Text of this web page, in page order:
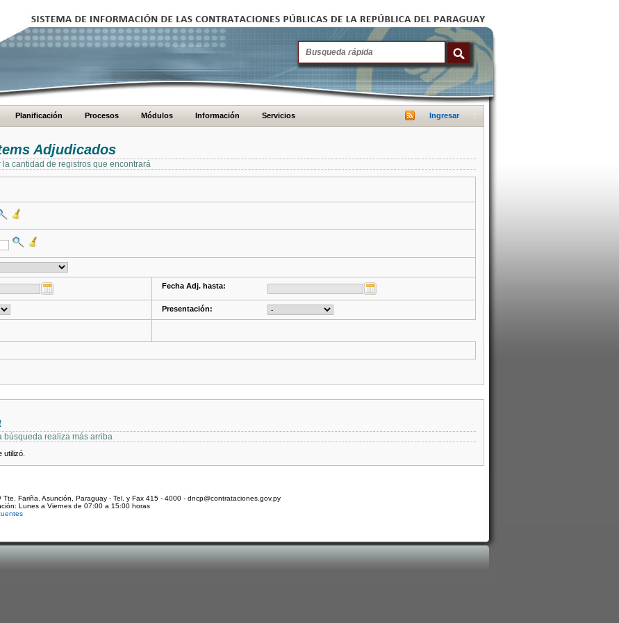
Planificación Procesos Módulos Información Servicios Ingresar
Adjudicados
cantidad de registros que encontrará
Fecha Adj. hasta:
Presentación:
búsqueda realiza más arriba
utilizó.
Tte. Fariña. Asunción, Paraguay - Tel. y Fax 415 - 4000 - dncp@contrataciones.gov.py
Lunes a Viernes de 07:00 a 15:00 horas